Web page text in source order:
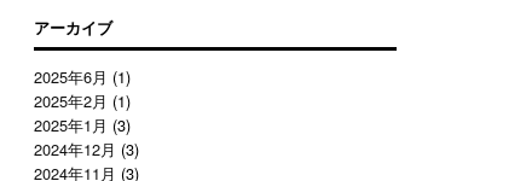
アーカイブ
2025年6月 (1)
2025年2月 (1)
2025年1月 (3)
2024年12月 (3)
2024年11月 (3)